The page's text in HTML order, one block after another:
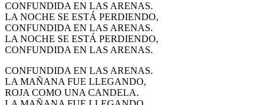
CONFUNDIDA EN LAS ARENAS.
LA NOCHE SE ESTÁ PERDIENDO,
CONFUNDIDA EN LAS ARENAS.
LA NOCHE SE ESTÁ PERDIENDO,
CONFUNDIDA EN LAS ARENAS.
CONFUNDIDA EN LAS ARENAS.
LA MAÑANA FUE LLEGANDO,
ROJA COMO UNA CANDELA.